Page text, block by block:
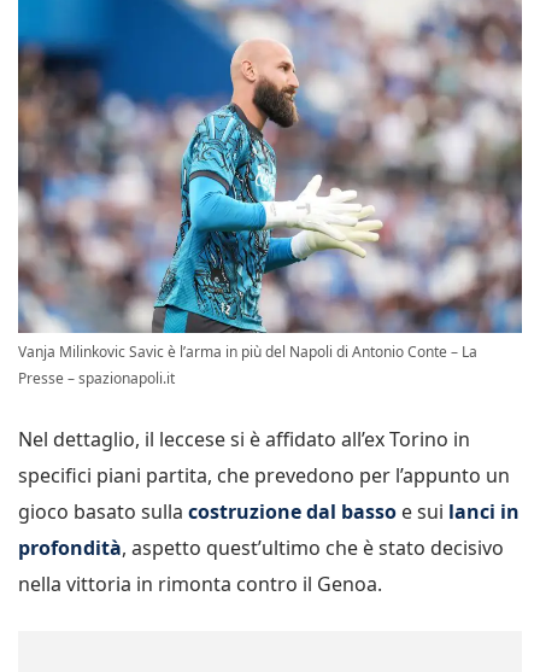
Vanja Milinkovic Savic è l’arma in più del Napoli di Antonio Conte – La
Presse – spazionapoli.it
Nel dettaglio, il leccese si è affidato all’ex Torino in
specifici piani partita, che prevedono per l’appunto un
gioco basato sulla costruzione dal basso e sui lanci in
profondità, aspetto quest’ultimo che è stato decisivo
nella vittoria in rimonta contro il Genoa.